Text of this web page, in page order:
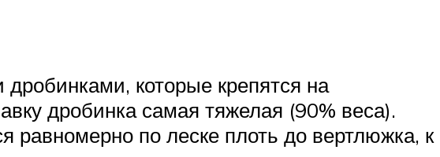
которые крепятся на
дробинка самая тяжелая (90% веса).
равномерно по леске плоть до вертлюжка, к